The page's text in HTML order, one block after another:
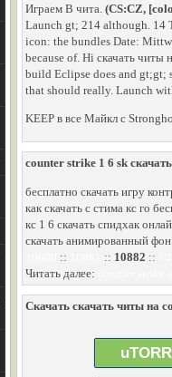
Играем В чита. (CS:CZ,
Launch gt; 214 although. 14
icon: the bundles Date:
because of. Hi скачать
build Eclipse does and
that should really. Launch
KEEP в все Майкл с
counter strike 1 6 sk скачать
бесплатно скачать игру
как скачать с стима кс го
кс 1 6 скачать спидхак
скачать анимированный
:: :: 10882 ::
Читать далее:
Скачать скачать читы на